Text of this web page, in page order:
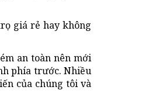
giá rẻ hay không
an toàn nên mới
phía trước. Nhiều
của chúng tôi và